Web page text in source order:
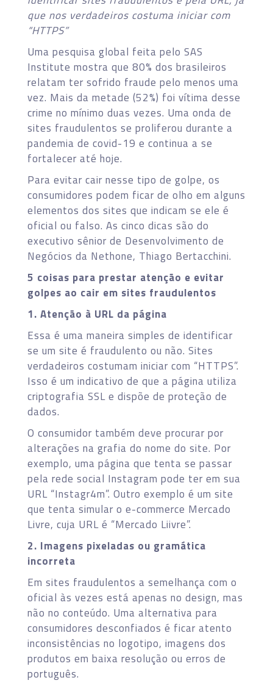
que nos verdadeiros costuma iniciar com
“HTTPS”
Uma pesquisa global feita pelo SAS
Institute mostra que 80% dos brasileiros
relatam ter sofrido fraude pelo menos uma
vez. Mais da metade (52%) foi vítima desse
crime no mínimo duas vezes. Uma onda de
sites fraudulentos se proliferou durante a
pandemia de covid-19 e continua a se
fortalecer até hoje.
Para evitar cair nesse tipo de golpe, os
consumidores podem ficar de olho em alguns
elementos dos sites que indicam se ele é
oficial ou falso. As cinco dicas são do
executivo sênior de Desenvolvimento de
Negócios da Nethone, Thiago Bertacchini.
5 coisas para prestar atenção e evitar
golpes ao cair em sites fraudulentos
1. Atenção à URL da página
Essa é uma maneira simples de identificar
se um site é fraudulento ou não. Sites
verdadeiros costumam iniciar com “HTTPS”.
Isso é um indicativo de que a página utiliza
criptografia SSL e dispõe de proteção de
dados.
O consumidor também deve procurar por
alterações na grafia do nome do site. Por
exemplo, uma página que tenta se passar
pela rede social Instagram pode ter em sua
URL “Instagr4m”. Outro exemplo é um site
que tenta simular o e-commerce Mercado
Livre, cuja URL é “Mercado Liivre”.
2. Imagens pixeladas ou gramática
incorreta
Em sites fraudulentos a semelhança com o
oficial às vezes está apenas no design, mas
não no conteúdo. Uma alternativa para
consumidores desconfiados é ficar atento
inconsistências no logotipo, imagens dos
produtos em baixa resolução ou erros de
português.